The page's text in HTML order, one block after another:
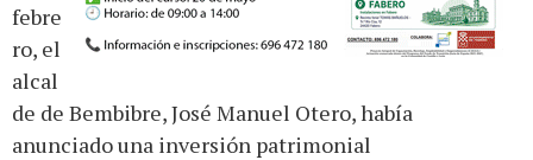
febre
ro, el
alcal
de de Bembibre, José Manuel Otero, había
anunciado una inversión patrimonial